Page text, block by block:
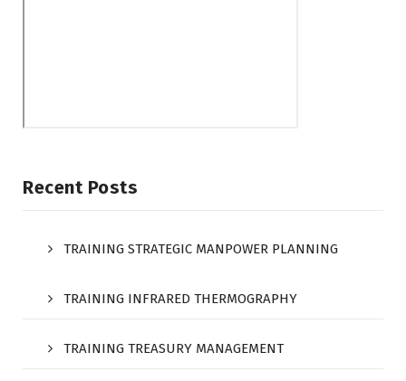
Recent Posts
TRAINING STRATEGIC MANPOWER PLANNING
TRAINING INFRARED THERMOGRAPHY
TRAINING TREASURY MANAGEMENT